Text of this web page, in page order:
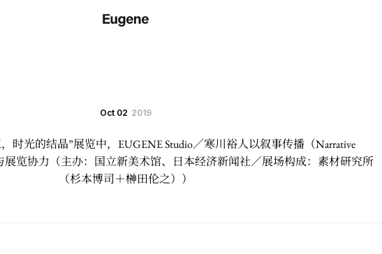
Oct 02 2019
时光的结晶”展览中，EUGENE Studio／寒川裕人以叙事传播（Narrative
展览协力（主办：国立新美术馆、日本经济新闻社／展场构成：素材研究所
（杉本博司＋榊田伦之））